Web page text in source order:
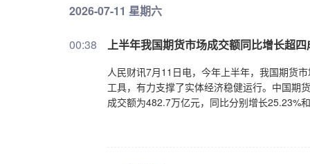
2026-07-11 星期六
00:38 上半年我国期货市场成交额同比增长超四
人民财讯7月11日电，今年上半年，我国期货
工具，有力支撑了实体经济稳健运行。中国
成交额为482.7万亿元，同比分别增长25.23%